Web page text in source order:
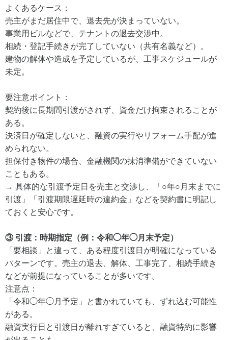
よくあるケース：
売主がまだ居住中で、退去先が決まっていない。
事業用ビルなどで、テナントの退去交渉中。
相続・登記手続きが完了していない（共有名義など）。
建物の解体や造成を予定しているが、工事スケジュールが
未定。
要注意ポイント：
契約後に長期間引渡がされず、資金だけ拘束されることが
ある。
決済日が確定しないと、融資の実行やリフォーム手配が進
められない。
担保付き物件の場合、金融機関の抹消準備ができていない
こともある。
→ 具体的な引渡予定日を売主と交渉し、「○年○月末までに
引渡」「引渡期限遅延時の違約金」などを契約書に明記し
ておくと安心です。
③ 引渡：時期指定（例：令和◯年◯月末予定）
「要相談」と違って、ある程度引渡日が明確になっている
パターンです。売主の退去、解体、工事完了、相続手続き
などが前提になっていることが多いです。
注意点：
「令和◯年◯月予定」と書かれていても、ずれ込む可能性
がある。
融資実行日と引渡日が離れすぎていると、融資特約に影響